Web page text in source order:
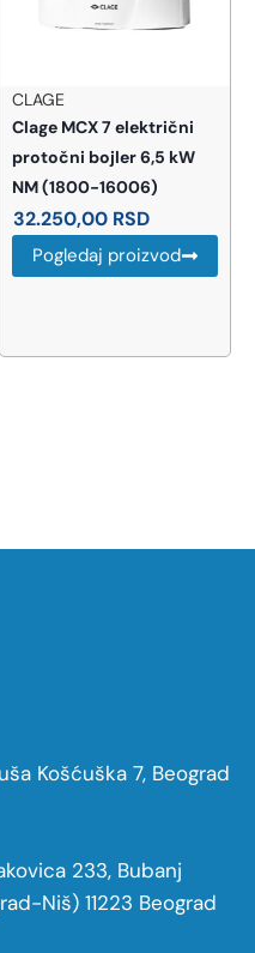
CLAGE
Clage MCX 7 električni
protočni bojler 6,5 kW
NM (1800-16006)
32.250,00 RSD
Pogledaj proizvod
Košćuška 7, Beograd
233, Bubanj
Niš) 11223 Beograd